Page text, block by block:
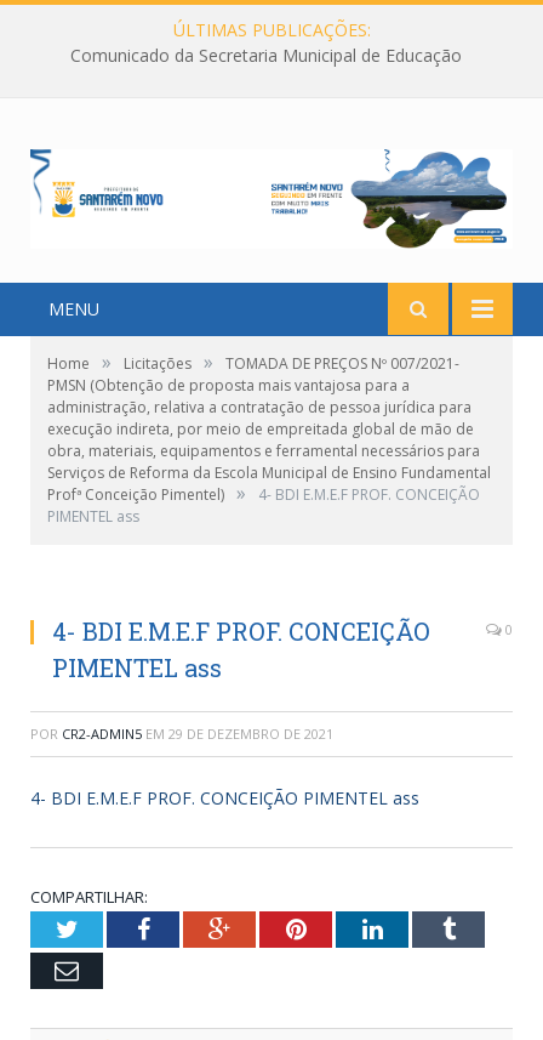
ÚLTIMAS PUBLICAÇÕES:
Comunicado da Secretaria Municipal de Educação
MENU
Home » Licitações »
TOMADA DE PREÇOS Nº 007/2021-
PMSN (Obtenção de proposta mais vantajosa para a
administração, relativa a contratação de pessoa jurídica para
execução indireta, por meio de empreitada global de mão de
obra, materiais, equipamentos e ferramental necessários para
Serviços de Reforma da Escola Municipal de Ensino Fundamental
Profª Conceição Pimentel) »
4- BDI E.M.E.F PROF. CONCEIÇÃO
PIMENTEL ass
4- BDI E.M.E.F PROF. CONCEIÇÃO
PIMENTEL ass
0
POR CR2-ADMIN5 EM 29 DE DEZEMBRO DE 2021
4- BDI E.M.E.F PROF. CONCEIÇÃO PIMENTEL ass
COMPARTILHAR:
TwitterFacebookGoogle+PinterestLinkedInTumblr
Email